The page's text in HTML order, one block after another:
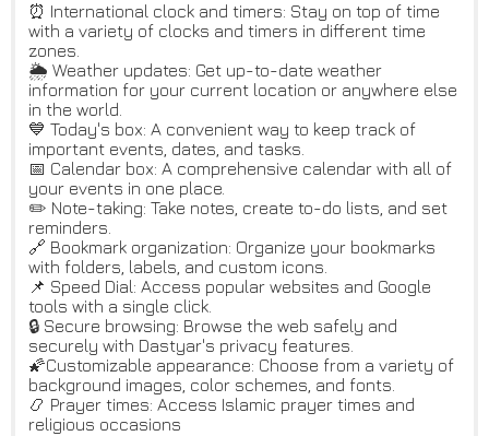
⏰ International clock and timers: Stay on top of time
with a variety of clocks and timers in different time
zones.
🌦 Weather updates: Get up-to-date weather
information for your current location or anywhere else
in the world.
💙 Today's box: A convenient way to keep track of
important events, dates, and tasks.
📅 Calendar box: A comprehensive calendar with all of
your events in one place.
✏️ Note-taking: Take notes, create to-do lists, and set
reminders.
🔗 Bookmark organization: Organize your bookmarks
with folders, labels, and custom icons.
📌 Speed Dial: Access popular websites and Google
tools with a single click.
🔒 Secure browsing: Browse the web safely and
securely with Dastyar's privacy features.
🌠Customizable appearance: Choose from a variety of
background images, color schemes, and fonts.
📿 Prayer times: Access Islamic prayer times and
religious occasions